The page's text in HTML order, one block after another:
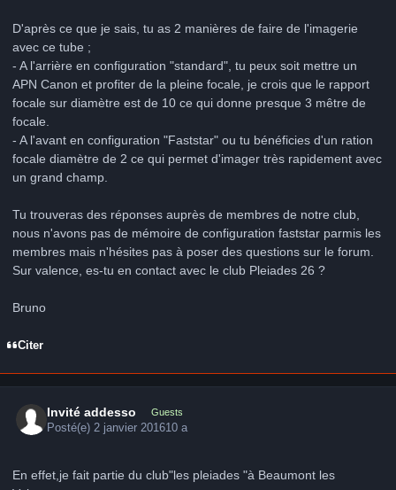
D'après ce que je sais, tu as 2 manières de faire de l'imagerie
avec ce tube ;
- A l'arrière en configuration "standard", tu peux soit mettre un
APN Canon et profiter de la pleine focale, je crois que le rapport
focale sur diamètre est de 10 ce qui donne presque 3 mêtre de
focale.
- A l'avant en configuration "Faststar" ou tu bénéficies d'un ration
focale diamètre de 2 ce qui permet d'imager très rapidement avec
un grand champ.
Tu trouveras des réponses auprès de membres de notre club,
nous n'avons pas de mémoire de configuration faststar parmis les
membres mais n'hésites pas à poser des questions sur le forum.
Sur valence, es-tu en contact avec le club Pleiades 26 ?
Bruno
Citer
Invité addesso Guests
Posté(e)2 janvier 201610 a
En effet,je fait partie du club"les pleiades "à Beaumont les